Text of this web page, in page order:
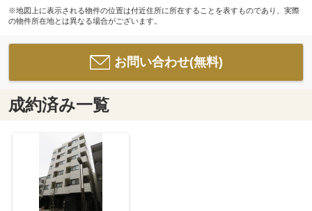
※地図上に表示される物件の位置は付近住所に所在することを表すものであり、実際
の物件所在地とは異なる場合がございます。
お問い合わせ(無料)
成約済み一覧